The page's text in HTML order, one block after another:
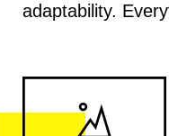
adaptability.